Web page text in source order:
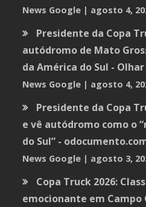
News Google agosto 4,
Presidente da Copa
autódromo de Mato
da América do Sul -
News Google agosto 4,
Presidente da Copa
e vê autódromo como o
do Sul” -
News Google agosto 3,
Copa Truck 2026:
emocionante em Campo